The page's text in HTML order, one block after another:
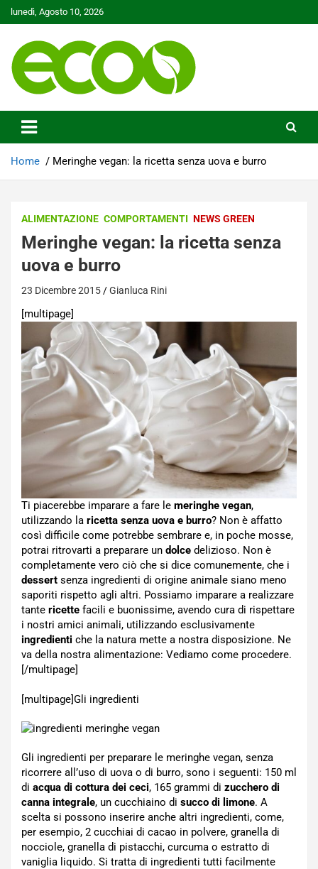
Skip
to
lunedì, Agosto 10, 2026
Ecoo.it
Home Meringhe vegan: la ricetta senza uova e burro
ALIMENTAZIONE COMPORTAMENTI NEWS GREEN
Meringhe vegan: la ricetta senza
uova e burro
23 Dicembre 2015 Gianluca Rini
[multipage]
Ti piacerebbe imparare a fare le meringhe vegan,
utilizzando la ricetta senza uova e burro? Non è affatto
così difficile come potrebbe sembrare e, in poche mosse,
potrai ritrovarti a preparare un dolce delizioso. Non è
completamente vero ciò che si dice comunemente, che i
dessert senza ingredienti di origine animale siano meno
saporiti rispetto agli altri. Possiamo imparare a realizzare
tante ricette facili e buonissime, avendo cura di rispettare
i nostri amici animali, utilizzando esclusivamente
ingredienti che la natura mette a nostra disposizione. Ne
va della nostra alimentazione: Vediamo come procedere.
[/multipage]
[multipage]Gli ingredienti
Gli ingredienti per preparare le meringhe vegan, senza
ricorrere all’uso di uova o di burro, sono i seguenti: 150 ml
di acqua di cottura dei ceci, 165 grammi di zucchero di
canna integrale, un cucchiaino di succo di limone. A
scelta si possono inserire anche altri ingredienti, come,
per esempio, 2 cucchiai di cacao in polvere, granella di
nocciole, granella di pistacchi, curcuma o estratto di
vaniglia liquido. Si tratta di ingredienti tutti facilmente